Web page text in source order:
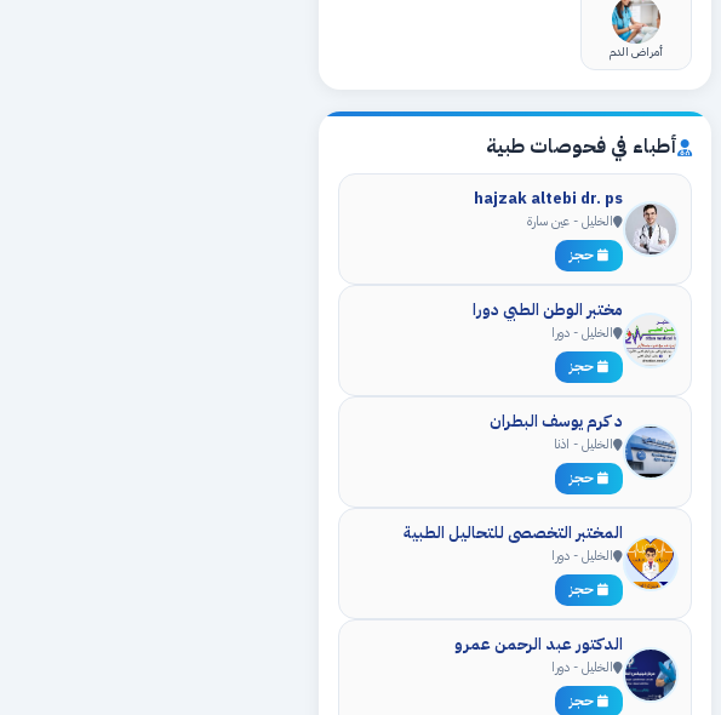
أمراض الدم
أطباء في فحوصات طبية
hajzak altebi dr. ps
الخليل - عين سارة
حجز
مختبر الوطن الطبي دورا
الخليل - دورا
حجز
د كرم يوسف البطران
الخليل - اذنا
حجز
المختبر التخصصي للتحاليل الطبية
الخليل - دورا
حجز
الدكتور عبد الرحمن عمرو
الخليل - دورا
حجز